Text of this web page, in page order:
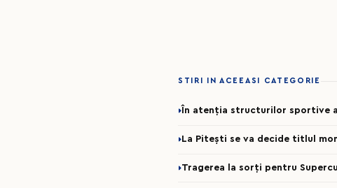
STIRI IN ACEEASI CATEGORIE
În atenția structurilor sportive
La Pitești se va decide titlul
Tragerea la sorți pentru